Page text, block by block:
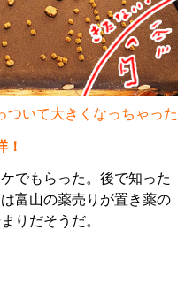
ついて大きくなっちゃった
！
でもらった。後で知った
富山の薬売りが置き薬の
りだそうだ。